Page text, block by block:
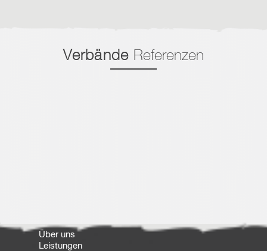
Verbände Referenzen
Über uns
Leistungen